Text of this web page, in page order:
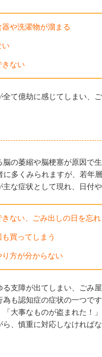
や洗濯物が溜まる
い
きない
て億劫に感じてしまい、
の萎縮や脳梗塞が原因で生
多くみられますが、若年
な症状として現れ、日付
ない、ごみ出しの日を忘れ
買ってしまう
方が分からない
支障が出てしまい、ごみ
も認知症の症状の一つです
大事なものが盗まれた！
、慎重に対応しなければな